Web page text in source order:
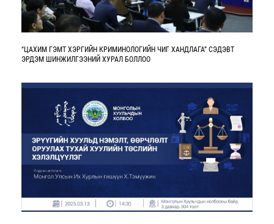
“ЦАХИМ ГЭМТ ХЭРГИЙН КРИМИНОЛОГИЙН ЧИГ ХАНДЛАГА” СЭДЭВТ
ЭРДЭМ ШИНЖИЛГЭЭНИЙ ХУРАЛ БОЛЛОО